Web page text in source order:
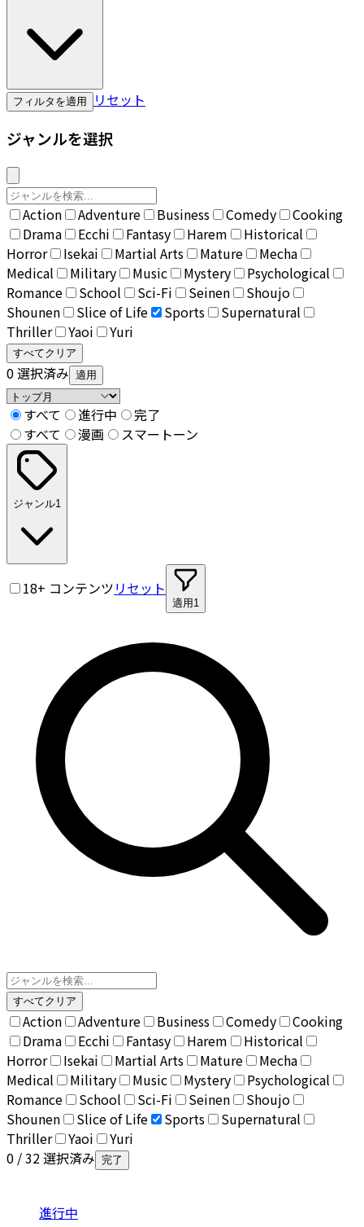
フィルタを適用 リセット
ジャンルを選択
Action Adventure Business Comedy
Cooking
Drama
Ecchi Fantasy Harem
Historical
Horror
Isekai Martial Arts Mature
Mecha
Medical
Military Music Mystery
Psychological
Romance
School Sci-Fi Seinen
Shoujo
Shounen
Slice of Life Sports
Supernatural
Thriller
Yaoi Yuri
すべてクリア
0 選択済み 適用
すべて 進行中
完了
すべて
漫画 スマートーン
ジャンル1
18+ コンテンツリセット
適用 1
すべてクリア
Action Adventure Business Comedy
Cooking
Drama
Ecchi Fantasy Harem
Historical
Horror
Isekai Martial Arts Mature
Mecha
Medical
Military Music Mystery
Psychological
Romance
School Sci-Fi Seinen
Shoujo
Shounen
Slice of Life Sports
Supernatural
Thriller
Yaoi
Yuri
0 / 32 選択済み 完了
進行中